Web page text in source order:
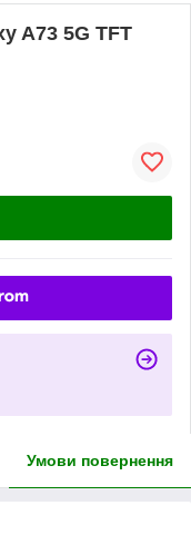
A73 5G TFT
Умови повернення